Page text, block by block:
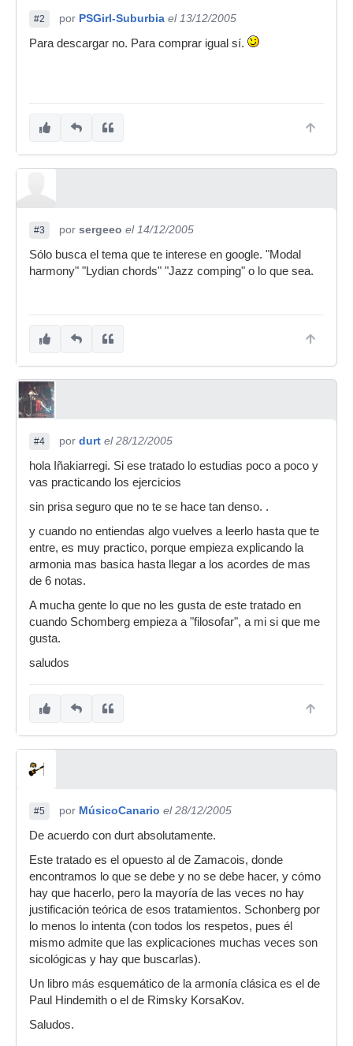
#2 por PSGirl-Suburbia el 13/12/2005
Para descargar no. Para comprar igual sí.
#3 por sergeeo el 14/12/2005
Sólo busca el tema que te interese en google. "Modal
harmony" "Lydian chords" "Jazz comping" o lo que sea.
#4 por durt el 28/12/2005
hola Iñakiarregi. Si ese tratado lo estudias poco a poco y
vas practicando los ejercicios
sin prisa seguro que no te se hace tan denso. .
y cuando no entiendas algo vuelves a leerlo hasta que te
entre, es muy practico, porque empieza explicando la
armonia mas basica hasta llegar a los acordes de mas
de 6 notas.
A mucha gente lo que no les gusta de este tratado en
cuando Schomberg empieza a "filosofar", a mi si que me
gusta.
saludos
#5 por MúsicoCanario el 28/12/2005
De acuerdo con durt absolutamente.
Este tratado es el opuesto al de Zamacois, donde
encontramos lo que se debe y no se debe hacer, y cómo
hay que hacerlo, pero la mayoría de las veces no hay
justificación teórica de esos tratamientos. Schonberg por
lo menos lo intenta (con todos los respetos, pues él
mismo admite que las explicaciones muchas veces son
sicológicas y hay que buscarlas).
Un libro más esquemático de la armonía clásica es el de
Paul Hindemith o el de Rimsky KorsaKov.
Saludos.